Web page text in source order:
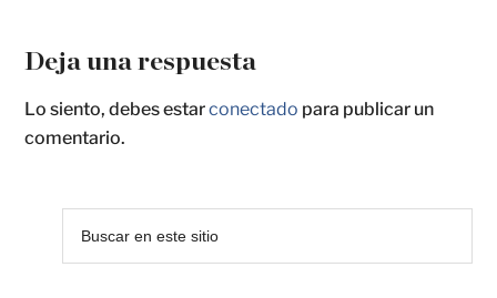
Deja una respuesta
Lo siento, debes estarconectado para publicar un
comentario.